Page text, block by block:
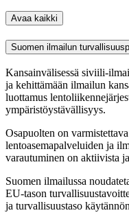
Avaa kaikki
Suomen ilmailun
Kansainvälisessä siviili-
ja kehittämään ilmailun
luottamus
ympäristöystävällisyys.
Osapuolten on
lentoasemapalveluiden ja
varautuminen on aktiivista
Suomen ilmailussa
EU-tason
ja turvallisuustaso